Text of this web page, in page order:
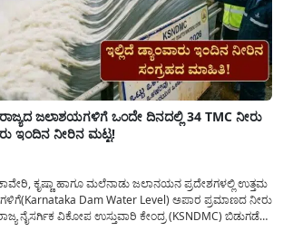
ಜಲಾಶಯಗಳಿಗೆ ಒಂದೇ ದಿನದಲ್ಲಿ 34 TMC ನೀರು
ಇಂದಿನ ನೀರಿನ ಮಟ್ಟ!
ಕೃಷ್ಣಾ ಹಾಗೂ ಮಲೆನಾಡು ಜಲಾನಯನ ಪ್ರದೇಶಗಳಲ್ಲಿ ಉತ್ತಮ
Dam Water Level) ಅಪಾರ ಪ್ರಮಾಣದ ನೀರು
ನೈಸರ್ಗಿಕ ವಿಕೋಪ ಉಸ್ತುವಾರಿ ಕೇಂದ್ರ (KSNDMC) ಬಿಡುಗಡೆ